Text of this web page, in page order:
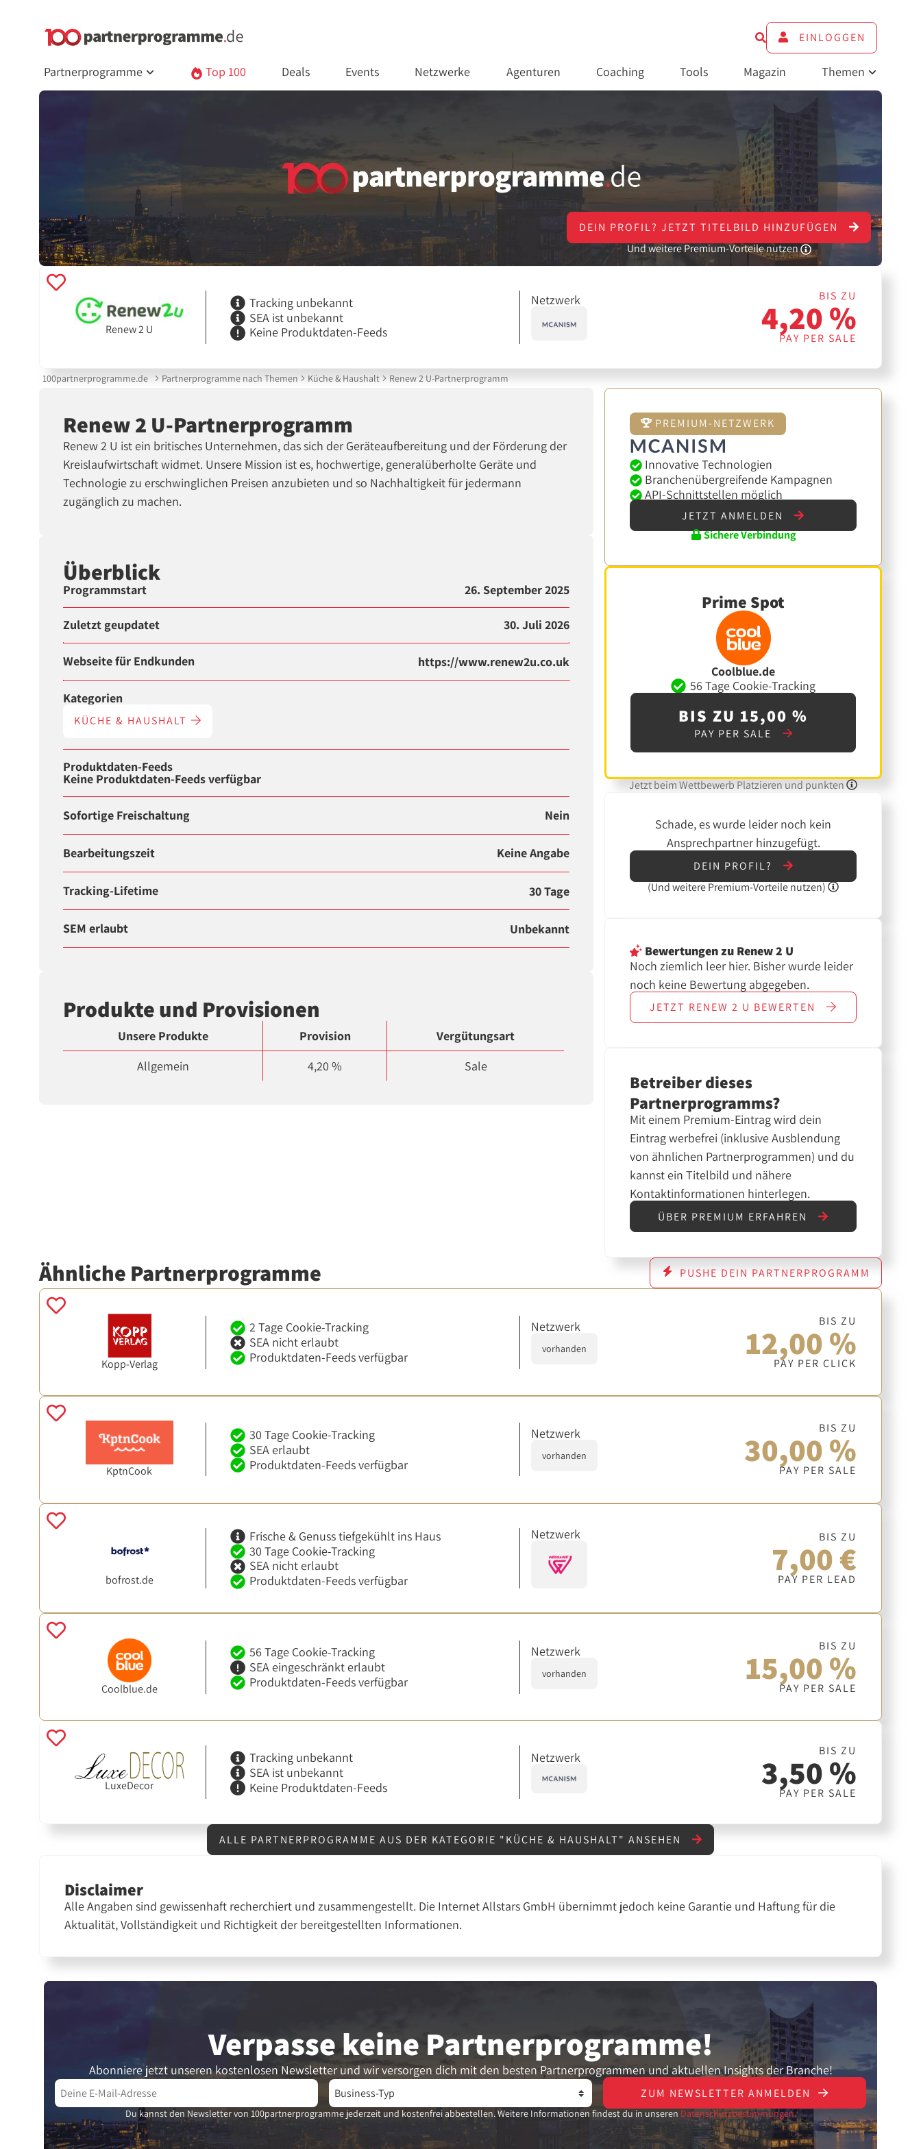
EINLOGGEN
Partnerprogramme Top 100 Deals Events Netzwerke Agenturen Coaching Tools Magazin Themen
DEIN PROFIL? JETZT TITELBILD HINZUFÜGEN
Und weitere Premium-Vorteile nutzen
Renew 2 U
Tracking unbekannt
SEA ist unbekannt
Keine Produktdaten-Feeds
Netzwerk BIS ZU
4,20 %
PAY PER SALE
100partnerprogramme.de Partnerprogramme nach Themen Küche & Haushalt Renew 2 U-Partnerprogramm
Renew 2 U-Partnerprogramm
Renew 2 U ist ein britisches Unternehmen, das sich der Geräteaufbereitung und der Förderung der
Kreislaufwirtschaft widmet. Unsere Mission ist es, hochwertige, generalüberholte Geräte und
Technologie zu erschwinglichen Preisen anzubieten und so Nachhaltigkeit für jedermann
zugänglich zu machen.
Überblick
Programmstart 26. September 2025
Zuletzt geupdatet 30. Juli 2026
Webseite für Endkunden https://www.renew2u.co.uk
Kategorien
KÜCHE & HAUSHALT
Produktdaten-Feeds
Keine Produktdaten-Feeds verfügbar
Sofortige Freischaltung Nein
Bearbeitungszeit Keine Angabe
Tracking-Lifetime 30 Tage
SEM erlaubt Unbekannt
Produkte und Provisionen
Unsere Produkte Provision
Vergütungsart
Allgemein
4,20 % Sale
PREMIUM-NETZWERK
Innovative Technologien
Branchenübergreifende Kampagnen
API-Schnittstellen möglich
JETZT ANMELDEN
Sichere Verbindung
Prime Spot
Coolblue.de
56 Tage Cookie-Tracking
BIS ZU 15,00 %
PAY PER SALE
Jetzt beim Wettbewerb Platzieren und punkten
Schade, es wurde leider noch kein
Ansprechpartner hinzugefügt.
DEIN PROFIL?
(UndweiterePremium-Vorteile nutzen)
Bewertungenzu Renew 2 U
Noch ziemlich leer hier. Bisher wurde leider
noch keine Bewertung abgegeben.
JETZT RENEW 2 U BEWERTEN
Betreiber dieses
Partnerprogramms?
Mit einem Premium-Eintrag wird dein
Eintrag werbefrei (inklusive Ausblendung
von ähnlichen Partnerprogrammen) und du
kannst ein Titelbild und nähere
Kontaktinformationen hinterlegen.
ÜBER PREMIUM ERFAHREN
Ähnliche Partnerprogramme PUSHE DEIN PARTNERPROGRAMM
Kopp-Verlag
2 Tage Cookie-Tracking
SEA nicht erlaubt
Produktdaten-Feeds verfügbar
Netzwerk
vorhanden
BIS ZU
12,00 %
PAY PER CLICK
KptnCook
30 Tage Cookie-Tracking
SEA erlaubt
Produktdaten-Feeds verfügbar
Netzwerk
vorhanden
BIS ZU
30,00 %
PAY PER SALE
bofrost.de
Frische & Genuss tiefgekühlt ins Haus
30 Tage Cookie-Tracking
SEA nicht erlaubt
Produktdaten-Feeds verfügbar
Netzwerk BIS ZU
7,00 €
PAY PER LEAD
Coolblue.de
56 Tage Cookie-Tracking
SEA eingeschränkt erlaubt
Produktdaten-Feeds verfügbar
Netzwerk
vorhanden
BIS ZU
15,00 %
PAY PER SALE
LuxeDecor
Tracking unbekannt
SEA ist unbekannt
Keine Produktdaten-Feeds
Netzwerk BIS ZU
3,50 %
PAY PER SALE
ALLE PARTNERPROGRAMME AUS DER KATEGORIE "KÜCHE & HAUSHALT" ANSEHEN
Disclaimer
Alle Angaben sind gewissenhaft recherchiert und zusammengestellt. Die Internet Allstars GmbH übernimmt jedoch keine Garantie und Haftung für die
Aktualität, Vollständigkeit und Richtigkeit der bereitgestellten Informationen.
Verpasse keine Partner­programme!
Abonniere jetzt unseren kostenlosen Newsletter und wir versorgen dich mit den besten Partnerprogrammen und aktuellen Insights der Branche!
ZUM NEWSLETTER ANMELDEN
Du kannst den Newsletter von 100partnerprogramme jederzeit und kostenfrei abbestellen. Weitere Informationen findest du in unseren Datenschutzbestimmungen.